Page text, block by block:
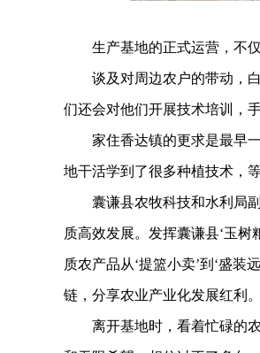
生产基地的正式运营，不仅
谈及对周边农户的带动，白
们还会对他们开展技术培训，
家住香达镇的更求是最早一
地干活学到了很多种植技术，
囊谦县农牧科技和水利局副
质高效发展。发挥囊谦县‘玉
质农产品从‘提篮小卖’到‘盛
链，分享农业产业化发展红利
离开基地时，看着忙碌的农